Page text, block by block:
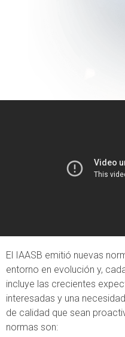
El IAASB emitió nuevas
entorno en evolución y,
incluye las crecientes
interesadas y una
de calidad que sean
normas son: